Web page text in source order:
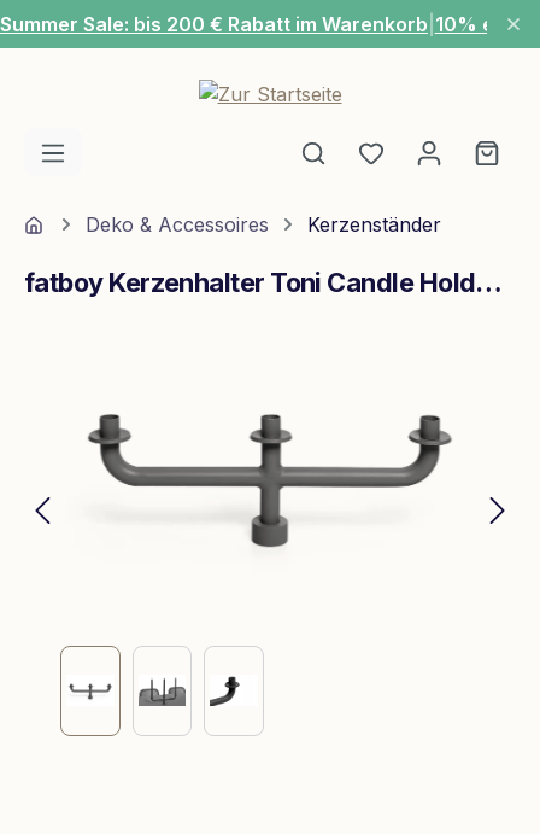
Zum Hauptinhalt springen
Summer Sale: bis 200 € Rabatt im Warenkorb 10% extra
Du hast 0
HomeDeko & Accessoires Kerzenständer
fatboy Kerzenhalter Toni­ Candle Holder keine Angabe